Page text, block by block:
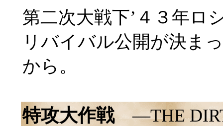
第二次大戦下’４３年ロ
リバイバル公開が決ま
から。
特攻大作戦―THE